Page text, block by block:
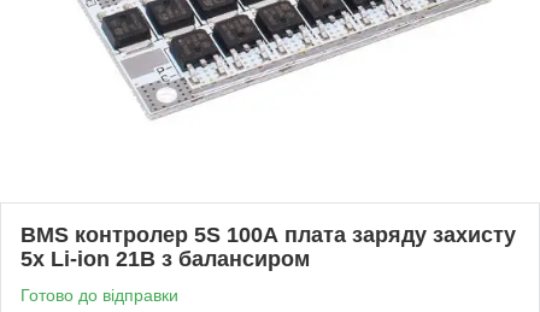
BMS контролер 5S 100А плата заряду захисту
5x Li-ion 21В з балансиром
Готово до відправки